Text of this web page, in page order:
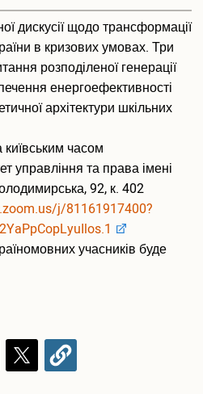
основі
на навчання
для вступу на
і докторантури
зайнятості
потребами
дискусії щодо трансформації
в кризових умовах. Три
розподіленої генерації
енергоефективності
архітектури шкільних
часом
управління та права імені
92, к. 402
j/81161917400?
учасників буде